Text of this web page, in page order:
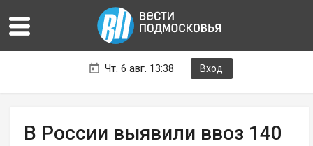
Чт. 6 авг. 13:38 Вход
В России выявили ввоз 140